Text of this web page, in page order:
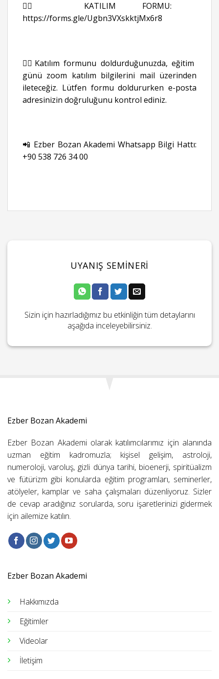
👉🏻 KATILIM FORMU:
https://forms.gle/Ugbn3VXskktjMx6r8
👉🏻Katılım formunu doldurduğunuzda, eğitim
günü zoom katılım bilgilerini mail üzerinden
ileteceğiz. Lütfen formu doldururken e-posta
adresinizin doğruluğunu kontrol ediniz.
📲 Ezber Bozan Akademi Whatsapp Bilgi Hattı:
+90 538 726 34 00
UYANIŞ SEMINERI
Sizin için hazırladığımız bu etkinliğin tüm detaylarını
aşağıda inceleyebilirsiniz.
Ezber Bozan Akademi
Ezber Bozan Akademi olarak katılımcılarımız için alanında
uzman eğitim kadromuzla; kişisel gelişim, astroloji,
numeroloji, varoluş, gizli dünya tarihi, bioenerji, spiritüalizm
ve fütürizm gibi konularda eğitim programları, seminerler,
atölyeler, kamplar ve saha çalışmaları düzenliyoruz. Sizler
de cevap aradığınız sorularda, soru işaretlerinizi gidermek
için ailemize katılın.
Ezber Bozan Akademi
Hakkımızda
Eğitimler
Videolar
İletişim